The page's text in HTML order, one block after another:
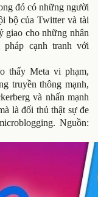
đó có những người
bộ của Twitter và tài
giao cho những nhân
cạnh tranh với
thấy Meta vi phạm,
truyền thông mạnh,
và nhấn mạnh
là đối thủ thật sự đe
Nguồn: